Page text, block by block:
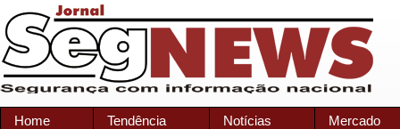
Home Tendência Notícias Mercado